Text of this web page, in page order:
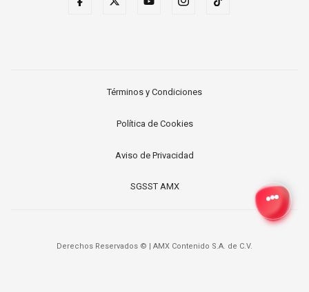
Términos y Condiciones
Política de Cookies
Aviso de Privacidad
SGSST AMX
Derechos Reservados © | AMX Contenido S.A. de C.V.